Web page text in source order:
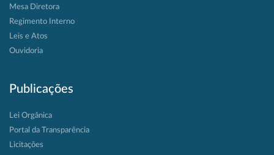
Mesa Diretora
Regimento Interno
Leis e Atos
Ouvidoria
Publicações
Lei Orgânica
Portal da Transparência
Licitações